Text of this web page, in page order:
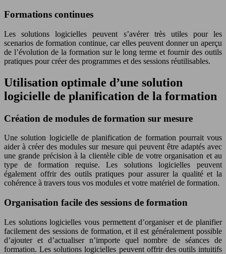
Formations continues
Les solutions logicielles peuvent s’avérer très utiles pour les
scenarios de formation continue, car elles peuvent donner un aperçu
de l’évolution de la formation sur le long terme et fournir des outils
pratiques pour créer des programmes et des sessions réutilisables.
Utilisation optimale d’une solution
logicielle de planification de la formation
Création de modules de formation sur mesure
Une solution logicielle de planification de formation pourrait vous
aider à créer des modules sur mesure qui peuvent être adaptés avec
une grande précision à la clientèle cible de votre organisation et au
type de formation requise. Les solutions logicielles peuvent
également offrir des outils pratiques pour assurer la qualité et la
cohérence à travers tous vos modules et votre matériel de formation.
Organisation facile des sessions de formation
Les solutions logicielles vous permettent d’organiser et de planifier
facilement des sessions de formation, et il est généralement possible
d’ajouter et d’actualiser n’importe quel nombre de séances de
formation. Les solutions logicielles peuvent offrir des outils intuitifs